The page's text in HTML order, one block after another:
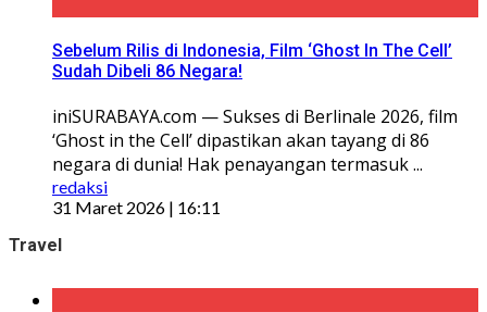
Sebelum Rilis di Indonesia, Film ‘Ghost In The Cell’
Sudah Dibeli 86 Negara!
iniSURABAYA.com — Sukses di Berlinale 2026, film
‘Ghost in the Cell’ dipastikan akan tayang di 86
negara di dunia! Hak penayangan termasuk ...
redaksi
31 Maret 2026 | 16:11
Travel